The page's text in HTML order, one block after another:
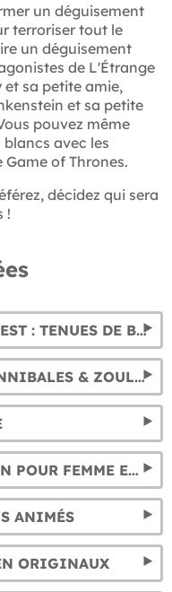
un déguisement
terroriser tout le
un déguisement
de L'Étrange
sa petite amie,
et sa petite
pouvez même
avec les
of Thrones.
décidez qui sera
!
DÉGUISEMENTS OKTOBERFEST : TENUES DE BAVAROIS ET COSTUME DE TYROLIENNE
DÉGUISEMENTS TRIBU, CANNIBALES & ZOULOU
DÉGUISEMENTS D’ÉGYPTIEN POUR FEMME ET HOMME. COSTUMES DE PHARAON
ANIMÉS
ORIGINAUX